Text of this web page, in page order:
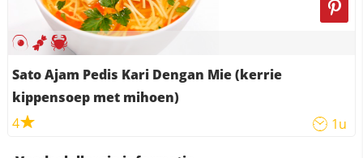
Sato Ajam Pedis Kari Dengan Mie (kerrie
kippensoep met mihoen)
4
1u